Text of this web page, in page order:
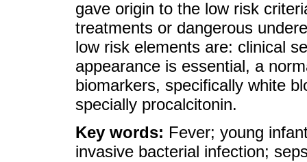
gave origin to the low risk
treatments or dangerous
low risk elements are: clinical
appearance is essential, a
biomarkers, specifically white
specially procalcitonin.
Key words: Fever; young
invasive bacterial infection;